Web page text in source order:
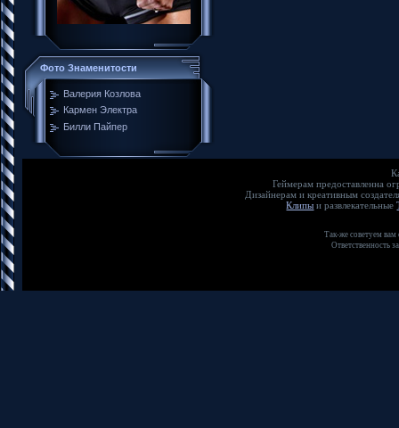
Фото Знаменитости
Валерия Козлова
Кармен Электра
Билли Пайпер
Геймерам предоставленна
Дизайнерам и креативным
Клипы и развлекательные
Так-же советуем
Ответственность